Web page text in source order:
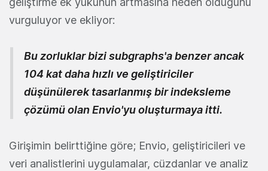
vurguluyor ve ekliyor:
Bu zorluklar bizi subgraphs'a benzer ancak
104 kat daha hızlı ve geliştiriciler
düşünülerek tasarlanmış bir indeksleme
çözümü olan Envio'yu oluşturmaya itti.
Girişimin belirttiğine göre; Envio, geliştiricileri ve
veri analistlerini uygulamalar, cüzdanlar ve analiz